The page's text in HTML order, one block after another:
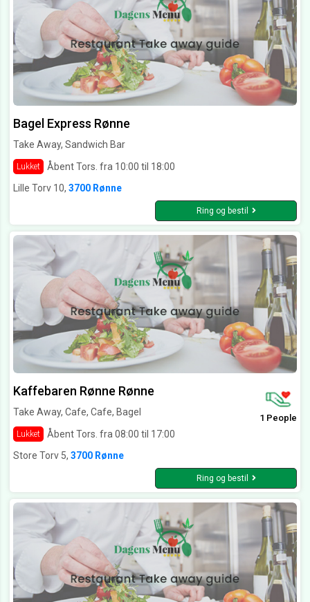
Bagel Express Rønne
Take Away, Sandwich Bar
Lukket
Åbent Tors. fra 10:00 til 18:00
Lille Torv 10, 3700 Rønne
Ring og bestil
Kaffebaren Rønne Rønne
Take Away, Cafe, Cafe, Bagel
Lukket Åbent Tors. fra 08:00 til 17:00
1 People
Store Torv 5, 3700 Rønne
Ring og bestil